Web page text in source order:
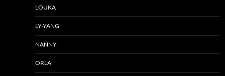
LOUKA
LY-YANG
NANNY
ORLA